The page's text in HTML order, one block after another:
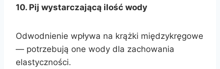
10. Pij wystarczającą ilość wody
Odwodnienie wpływa na krążki międzykręgowe
— potrzebują one wody dla zachowania
elastyczności.